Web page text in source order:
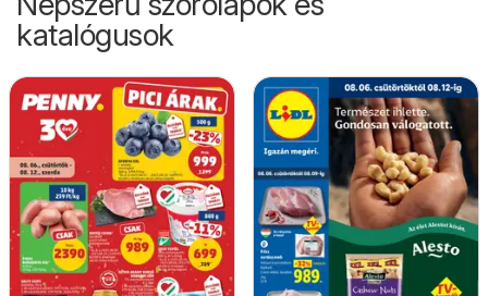
katalógusok